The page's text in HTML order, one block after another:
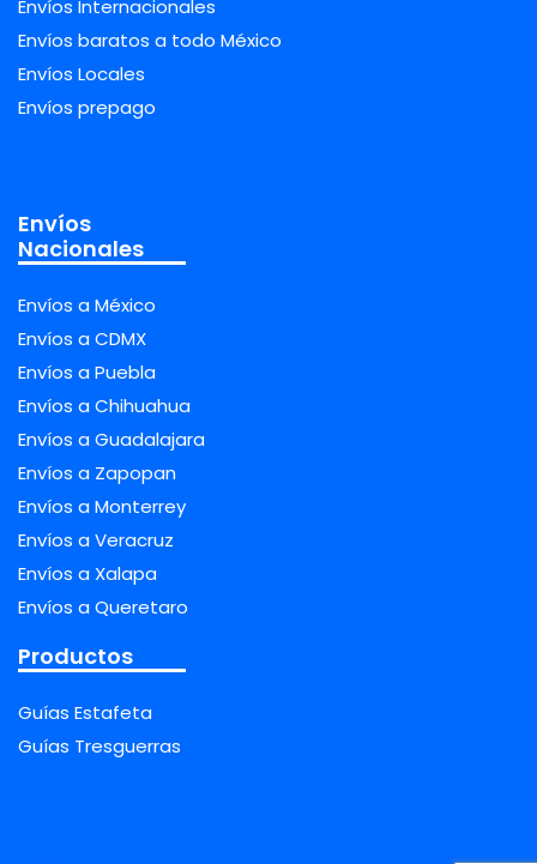
Envíos Internacionales
Envíos baratos a todo México
Envíos Locales
Envíos prepago
Envíos
Nacionales
Envíos a México
Envíos a CDMX
Envíos a Puebla
Envíos a Chihuahua
Envíos a Guadalajara
Envíos a Zapopan
Envíos a Monterrey
Envíos a Veracruz
Envíos a Xalapa
Envíos a Queretaro
Productos
Guías Estafeta
Guías Tresguerras